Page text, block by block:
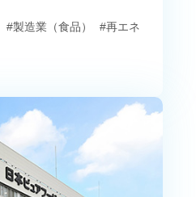
#製造業（食品）
#再エネ